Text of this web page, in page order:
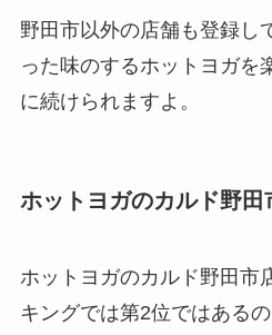
野田市以外の店舗も登録し
った味のするホットヨガを
に続けられますよ。
ホットヨガのカルド野田
ホットヨガのカルド野田市
キングでは第2位ではあるの